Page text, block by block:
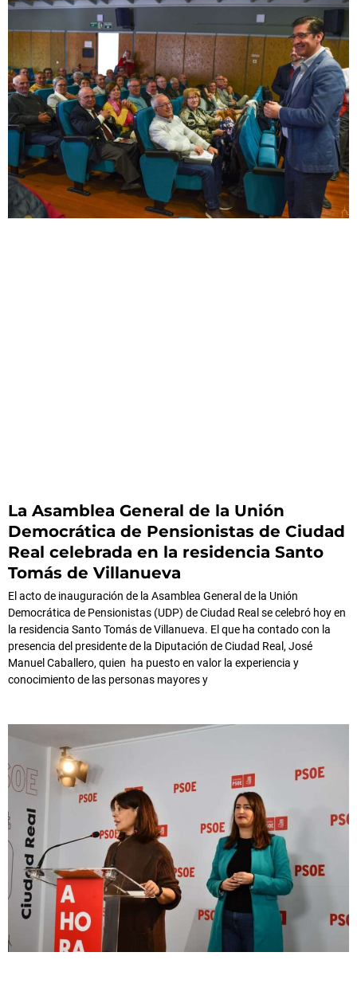
La Asamblea General de la Unión
Democrática de Pensionistas de Ciudad
Real celebrada en la residencia Santo
Tomás de Villanueva
El acto de inauguración de la Asamblea General de la Unión
Democrática de Pensionistas (UDP) de Ciudad Real se celebró hoy en
la residencia Santo Tomás de Villanueva. El que ha contado con la
presencia del presidente de la Diputación de Ciudad Real, José
Manuel Caballero, quien ha puesto en valor la experiencia y
conocimiento de las personas mayores y